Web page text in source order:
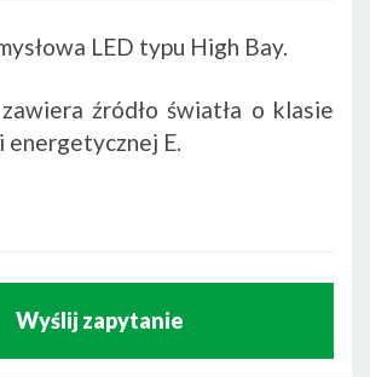
LED typu High Bay.
źródło światła o klasie
E.
Wyślij zapytanie